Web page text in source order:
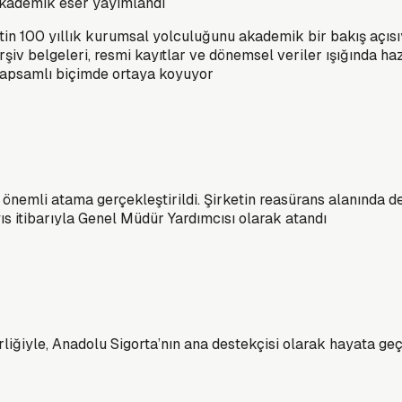
100 yıllık kurumsal yolculuğunu akademik bir bakış
belgeleri, resmi kayıtlar ve dönemsel veriler ışığında
biçimde ortaya koyuyor
önemli atama gerçekleştirildi. Şirketin reasürans
Genel Müdür Yardımcısı olarak atandı
Anadolu Sigorta’nın ana destekçisi olarak hayata